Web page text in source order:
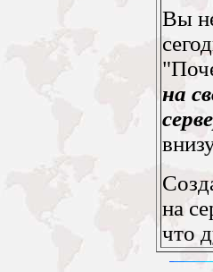
Вы
на
на
что